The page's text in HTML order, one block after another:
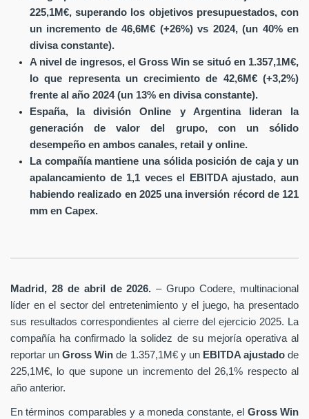
225,1M€, superando los objetivos presupuestados, con
un incremento de 46,6M€ (+26%) vs 2024, (un 40% en
divisa constante).
A nivel de ingresos, el Gross Win se situó en 1.357,1M€,
lo que representa un crecimiento de 42,6M€ (+3,2%)
frente al año 2024 (un 13% en divisa constante).
España, la división Online y Argentina lideran la
generación de valor del grupo, con un sólido
desempeño en ambos canales, retail y online.
La compañía mantiene una sólida posición de caja y un
apalancamiento de 1,1 veces el EBITDA ajustado, aun
habiendo realizado en 2025 una inversión récord de 121
mm en Capex.
Madrid, 28 de abril de 2026. – Grupo Codere, multinacional
líder en el sector del entretenimiento y el juego, ha presentado
sus resultados correspondientes al cierre del ejercicio 2025. La
compañía ha confirmado la solidez de su mejoría operativa al
reportar unGross Winde 1.357,1M€ y un EBITDA ajustadode
225,1M€, lo que supone un incremento del 26,1% respecto al
año anterior.
En términos comparables y a moneda constante, el Gross Win